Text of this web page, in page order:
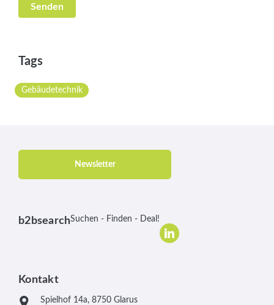
Tags
Gebäudetechnik
Newsletter
b2bsearchSuchen - Finden - Deal!
Kontakt
Spielhof 14a, 8750 Glarus